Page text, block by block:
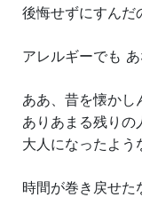
後悔せずにすんだ
アレルギーでも
ああ、昔を懐かし
ありあまる残りの
大人になったよう
時間が巻き戻せた